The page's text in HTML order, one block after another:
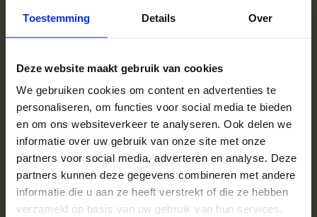
Toestemming Details Over
Deze website maakt gebruik van cookies
We gebruiken cookies om content en advertenties te
personaliseren, om functies voor social media te bieden
en om ons websiteverkeer te analyseren. Ook delen we
informatie over uw gebruik van onze site met onze
partners voor social media, adverteren en analyse. Deze
partners kunnen deze gegevens combineren met andere
informatie die u aan ze heeft verstrekt of die ze hebben
verzameld op basis van uw gebruik van hun services.
schimmelvorming.
Gedroogd haardhout in
Hoofddorp
Bij ons kun je direct stookklaar haardhout bestellen. Ons
haardhout wordt geforceerd gedroogd in droogkamers met
hete lucht, waardoor het ovengedroogd is. Het hout brandt
schoon en geeft een heerlijke warmte, zonder rookoverlast.
Kosten van haardhout in